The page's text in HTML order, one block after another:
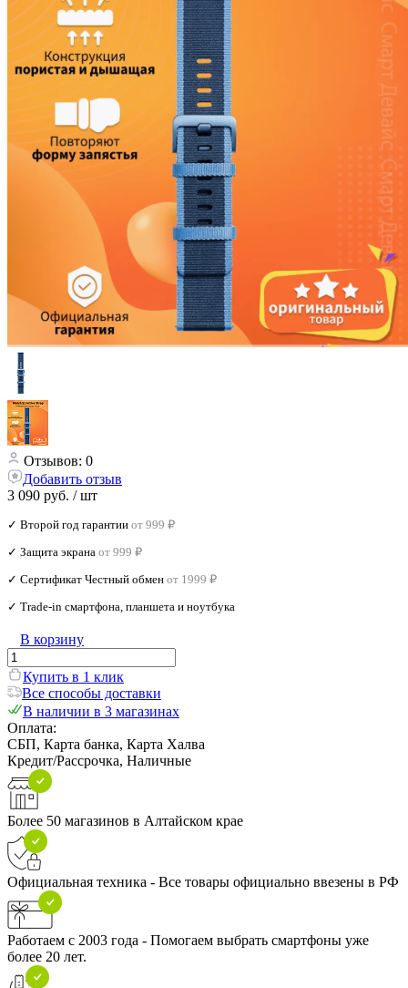
Отзывов: 0
Добавить отзыв
3 090 руб. / шт
✓ Второй год гарантии от 999 ₽
✓ Защита экрана от 999 ₽
✓ Сертификат Честный обмен от 1999 ₽
✓ Trade‑in смартфона, планшета и ноутбука
В корзину
Купить в 1 клик
Все способы доставки
В наличии в 3 магазинах
Оплата:
СБП, Карта банка, Карта Халва
Кредит/Рассрочка, Наличные
Более 50 магазинов в Алтайском крае
Официальная техника - Все товары официально ввезены в РФ
Работаем с 2003 года - Помогаем выбрать смартфоны уже
более 20 лет.